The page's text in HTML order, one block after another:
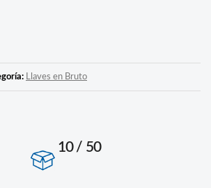
Llaves en Bruto
10 / 50